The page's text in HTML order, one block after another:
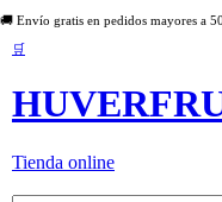
🚚 Envío gratis en pedidos mayores a 50
🛒
Tienda online